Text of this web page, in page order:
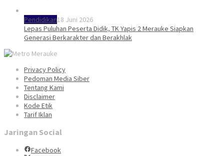
Pendidikan18 Juni 2026
Lepas Puluhan Peserta Didik, TK Yapis 2 Merauke Siapkan
Generasi Berkarakter dan Berakhlak
Privacy Policy
Pedoman Media Siber
Tentang Kami
Disclaimer
Kode Etik
Tarif Iklan
Jaringan Social
Facebook